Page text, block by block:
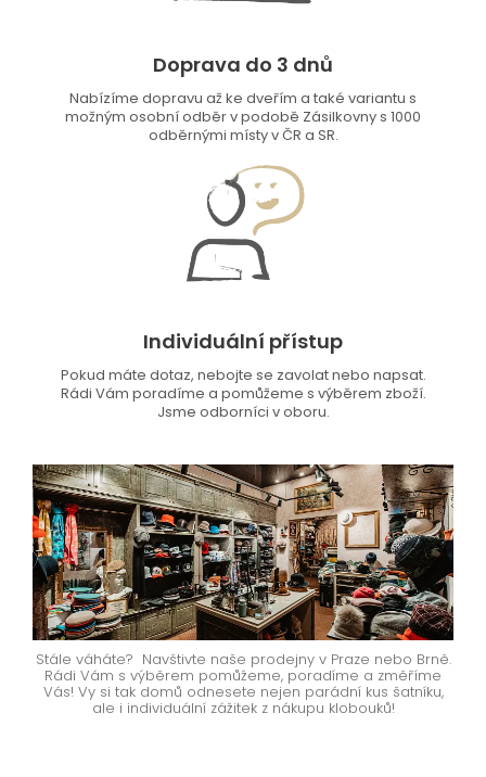
Doprava do 3 dnů
Nabízíme dopravu až ke dveřím a také variantu s
možným osobní odběr v podobě Zásilkovny s 1000
odběrnými místy v ČR a SR.
Individuální přístup
Pokud máte dotaz, nebojte se zavolat nebo napsat.
Rádi Vám poradíme a pomůžeme s výběrem zboží.
Jsme odborníci v oboru.
Stále váháte? Navštivte naše prodejny v Praze nebo Brně.
Rádi Vám s výběrem pomůžeme, poradíme a změříme
Vás! Vy si tak domů odnesete nejen parádní kus šatníku,
ale i individuální zážitek z nákupu klobouků!